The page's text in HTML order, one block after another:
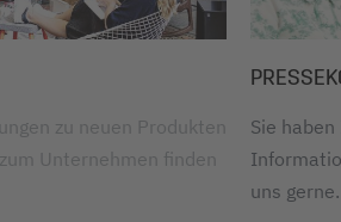
zu neuen Produkten
Unternehmen finden
Sie
uns gerne.